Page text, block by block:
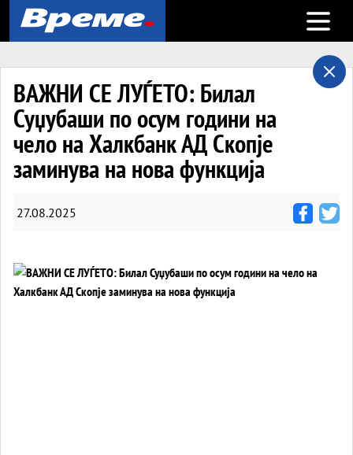
Open
ВАЖНИ СЕ ЛУЃЕТО: Билал
Суџубаши по осум години на
чело на Халкбанк АД Скопје
заминува на нова функција
27.08.2025